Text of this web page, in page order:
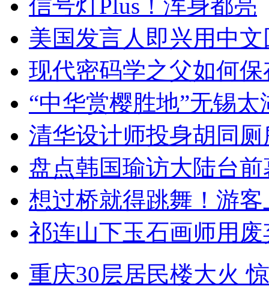
信号灯Plus！浑身都亮
美国发言人即兴用中
现代密码学之父如何
“中华赏樱胜地”无锡
清华设计师投身胡同
盘点韩国瑜访大陆台
想过桥就得跳舞！游客
祁连山下玉石画师用
重庆30层居民楼大火